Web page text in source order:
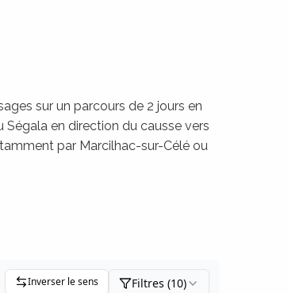
sur un parcours de 2 jours en
en direction du causse vers
par Marcilhac-sur-Célé ou